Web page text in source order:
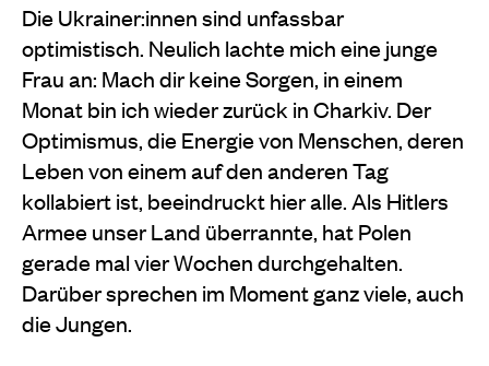
Die Ukrainer:innen sind unfassbar
optimistisch. Neulich lachte mich eine junge
Frau an: Mach dir keine Sorgen, in einem
Monat bin ich wieder zurück in Charkiv. Der
Optimismus, die Energie von Menschen, deren
Leben von einem auf den anderen Tag
kollabiert ist, beeindruckt hier alle. Als Hitlers
Armee unser Land überrannte, hat Polen
gerade mal vier Wochen durchgehalten.
Darüber sprechen im Moment ganz viele, auch
die Jungen.